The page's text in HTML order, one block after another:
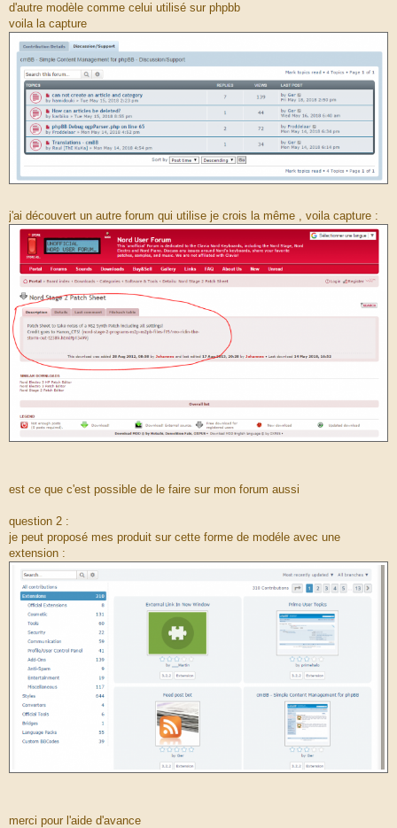
g
e
d'autre modèle comme celui utilisé sur phpbb
voila la capture
j'ai découvert un autre forum qui utilise je crois la même , voila capture :
est ce que c'est possible de le faire sur mon forum aussi
question 2 :
je peut proposé mes produit sur cette forme de modéle avec une
extension :
merci pour l'aide d'avance